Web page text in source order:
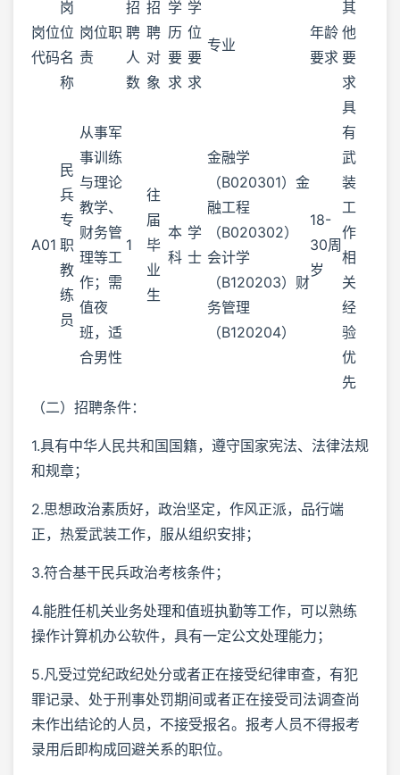
岗位
代码
岗
位
名
称
岗位职
责
招
聘
人
数
招
聘
对
象
学
历
要
求
学
位
要
求
专业
年龄
要求
其
他
要
求
A01
民
兵
专
职
教
练
员
从事军
事训练
与理论
教学、
财务管
理等工
作；需
值夜
班，适
合男性
1
往
届
毕
业
生
本
科
学
士
金融学
（B020301）金
融工程
（B020302）
会计学
（B120203）财
务管理
（B120204）
18-
30周
岁
具
有
武
装
工
作
相
关
经
验
优
先
（二）招聘条件：
1.具有中华人民共和国国籍，遵守国家宪法、法律法规
和规章；
2.思想政治素质好，政治坚定，作风正派，品行端
正，热爱武装工作，服从组织安排；
3.符合基干民兵政治考核条件；
4.能胜任机关业务处理和值班执勤等工作，可以熟练
操作计算机办公软件，具有一定公文处理能力；
5.凡受过党纪政纪处分或者正在接受纪律审查，有犯
罪记录、处于刑事处罚期间或者正在接受司法调查尚
未作出结论的人员，不接受报名。报考人员不得报考
录用后即构成回避关系的职位。